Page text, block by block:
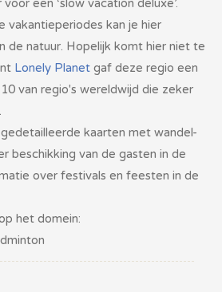
een ‘slow vacation deluxe’.
vakantieperiodes kan je hier
de natuur. Hopelijk komt hier niet te
Lonely Planet gaf deze regio een
van regio's wereldwijd die zeker
kaarten met wandel-
beschikking van de gasten in de
over festivals en feesten in de
het domein: